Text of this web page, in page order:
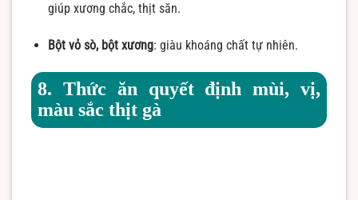
giúp xương chắc, thịt săn.
Bột vỏ sò, bột xương: giàu khoáng chất tự nhiên.
8. Thức ăn quyết định mùi, vị,
màu sắc thịt gà